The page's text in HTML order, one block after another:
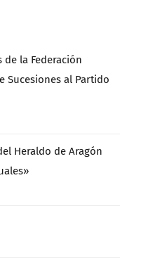
de la Federación
Sucesiones al Partido
Heraldo de Aragón